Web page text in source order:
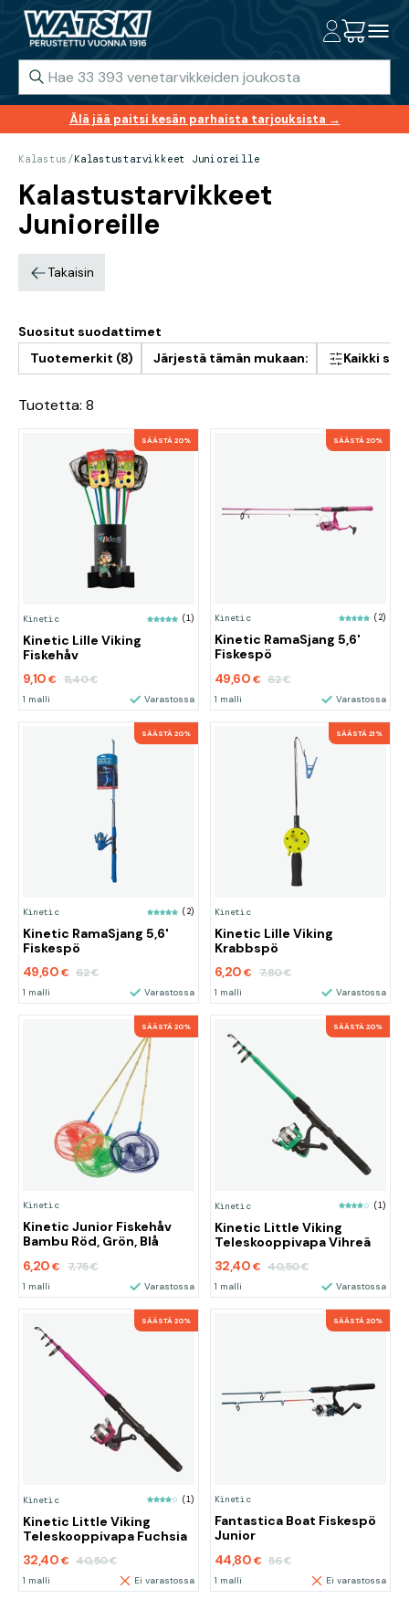
Älä jää paitsi kesän parhaista tarjouksista →
Kalastus /Kalastustarvikkeet Junioreille
Kalastustarvikkeet
Junioreille
Takaisin
Suositut suodattimet
Tuotemerkit (8)
Järjestä tämän mukaan: Kaikki
Tuotetta: 8
SÄÄSTÄ 20%
Kinetic (1)
Kinetic Lille Viking
Fiskehåv
9,10€ 11,40€
1 malli Varastossa
SÄÄSTÄ 20%
Kinetic (2)
Kinetic RamaSjang 5,6'
Fiskespö
49,60 € 62€
1 malli Varastossa
SÄÄSTÄ 20%
Kinetic (2)
Kinetic RamaSjang 5,6'
Fiskespö
49,60 € 62€
1 malli Varastossa
SÄÄSTÄ 21%
Kinetic
Kinetic Lille Viking
Krabbspö
6,20€ 7,80€
1 malli Varastossa
SÄÄSTÄ 20%
Kinetic
Kinetic Junior Fiskehåv
Bambu Röd, Grön, Blå
6,20€ 7,75€
1 malli Varastossa
SÄÄSTÄ 20%
Kinetic (1)
Kinetic Little Viking
Teleskooppivapa Vihreä
32,40 € 40,50€
1 malli Varastossa
SÄÄSTÄ 20%
Kinetic (1)
Kinetic Little Viking
Teleskooppivapa Fuchsia
32,40 € 40,50€
1 malli Ei varastossa
SÄÄSTÄ 20%
Kinetic
Fantastica Boat Fiskespö
Junior
44,80 € 56€
1 malli Ei varastossa